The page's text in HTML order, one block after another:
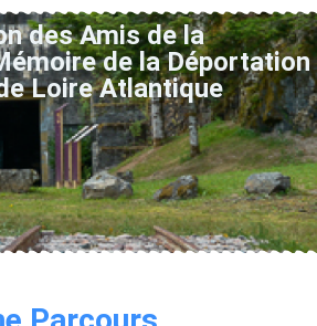
des Amis de la
de la Déportation
Loire Atlantique